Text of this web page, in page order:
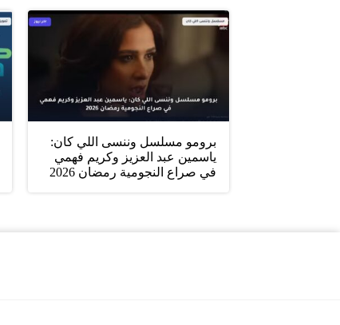
برومو مسلسل وننسى اللي كان:
ياسمين عبد العزيز وكريم فهمي
في صراع النجومية رمضان 2026